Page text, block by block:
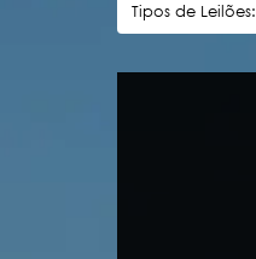
Tipos de Leilões: